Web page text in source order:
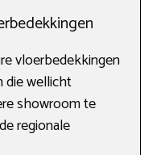
vloerbedekkingen
die wellicht
showroom te
regionale